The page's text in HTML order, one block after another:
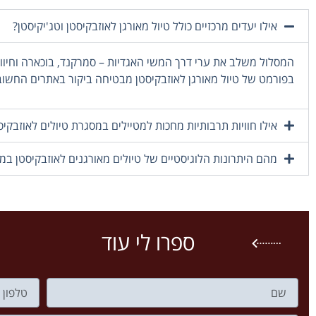
נגיעה סביב חצות.
לינה בטשקנטבמלון Mercure Lumiere Spa (מלון 4.5 כוכבים)
יום 11 | טשקנט (Tashkent)
לאחר ארוחת הבוקר נקדיש את יומנו לביקור בבירה טשקנט
הקוראן העתיקים בעולם, נמשיך לסיור בכמה מתחנות הרכבת
ונבקר במוזיאון לאמנויות שימושיות. במהלך טיולים
לינה בטשקנט
יום 12| תל אביב
אילו יעדים מרכזיים כולל טיול מאורגן לאוזבקיסטן וטג'יקיסטן?
המסלול משלב את ערי דרך המשי האגדיות – סמרקנד, בוכארה
בפורמט של טיול מאורגן לאוזבקיסטן מבטיחה ביקור באתרים
אילו חוויות תרבותיות מחכות למטיילים במסגרת טיולים
מהם היתרונות הלוגיסטיים של טיולים מאורגנים לאוזבקיסטן
ספרו לי עוד